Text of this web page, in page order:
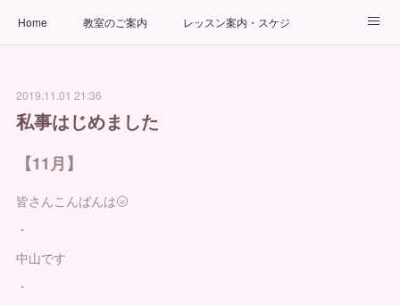
Home 教室のご案内 レッスン案内・スケジュール
お問い合わせ
2019.11.01 21:36
私事はじめました
【11月】
皆さんこんばんは🌝
・
中山です
・